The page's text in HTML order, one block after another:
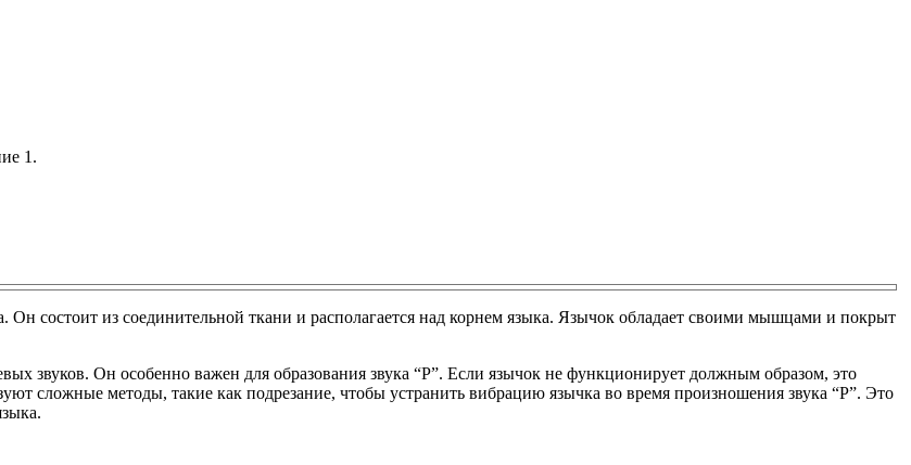
1.
состоит из соединительной ткани и располагается над корнем языка. Язычок обладает своими мышцами и покрыт
звуков. Он особенно важен для образования звука “Р”. Если язычок не функционирует должным образом, это
сложные методы, такие как подрезание, чтобы устранить вибрацию язычка во время произношения звука “Р”. Это